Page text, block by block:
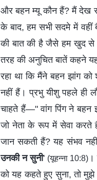
और बहन म्यू कौन हैं? मैं देख
के बाद, हम सभी सदमे में वहीं
की बात की है जैसे हम खुद से
तरह की अनुचित बातें कहने
रहा था कि मैंने बहन झांग
नहीं हैं। प्रभु यीशु पहले ही
चाहते हैं—" वांग पिंग ने बहन
जो नेता के रूप में सेवा करते
जान सकती हैं? यह संभव
उनकी न सुनी' (यूहन्ना 10:8)
को यह कहते हुए सुना, तो